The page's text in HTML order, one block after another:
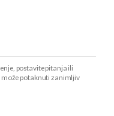
postavite pitanja ili
može potaknuti zanimljiv